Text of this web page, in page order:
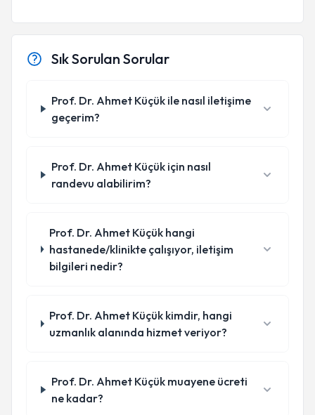
Sık Sorulan Sorular
Prof. Dr. Ahmet Küçük ile nasıl iletişime
geçerim?
Prof. Dr. Ahmet Küçük için nasıl
randevu alabilirim?
Prof. Dr. Ahmet Küçük hangi
hastanede/klinikte çalışıyor, iletişim
bilgileri nedir?
Prof. Dr. Ahmet Küçük kimdir, hangi
uzmanlık alanında hizmet veriyor?
Prof. Dr. Ahmet Küçük muayene ücreti
ne kadar?